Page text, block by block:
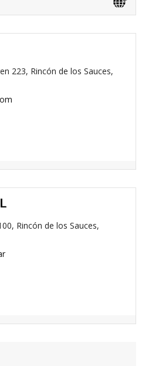
223, Rincón de los Sauces,
Rincón de los Sauces,